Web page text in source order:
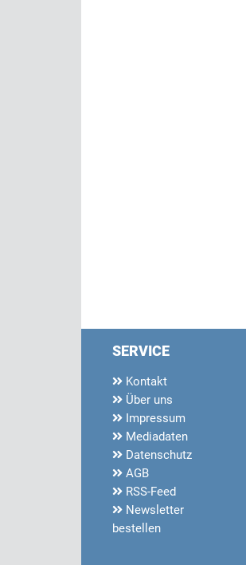
SERVICE
Kontakt
Über uns
Impressum
Mediadaten
Datenschutz
AGB
RSS-Feed
Newsletter
bestellen